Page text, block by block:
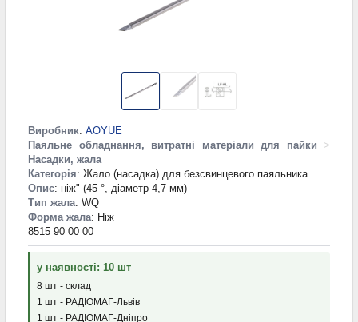
Виробник: AOYUE
Паяльне обладнання, витратні матеріали для пайки
>
Насадки, жала
Категорія: Жало (насадка) для безсвинцевого паяльника
Опис: ніж" (45 °, діаметр 4,7 мм)
Тип жала: WQ
Форма жала: Ніж
8515 90 00 00
у наявності: 10 шт
8 шт - склад
1 шт - РАДІОМАГ-Львів
1 шт - РАДІОМАГ-Дніпро